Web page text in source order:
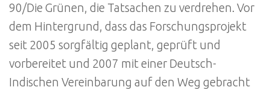
90/Die Grünen, die Tatsachen zu verdrehen. Vor
dem Hintergrund, dass das Forschungsprojekt
seit 2005 sorgfältig geplant, geprüft und
vorbereitet und 2007 mit einer Deutsch-
Indischen Vereinbarung auf den Weg gebracht